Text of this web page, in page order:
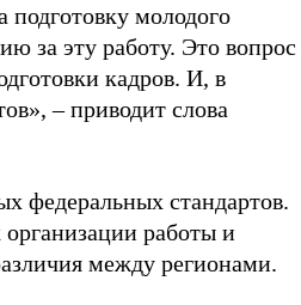
подготовку молодого
за эту работу. Это вопрос
кадров. И, в
– приводит слова
федеральных стандартов.
работы и
между регионами.